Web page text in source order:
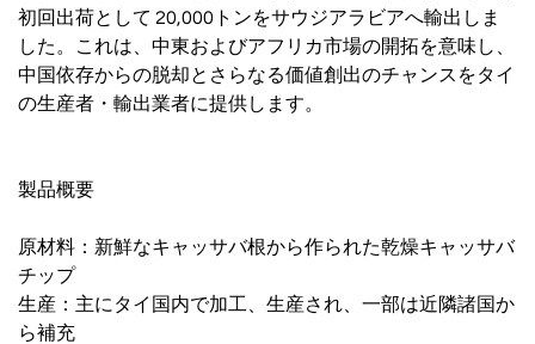
初回出荷として 20,000トンをサウジアラビアへ輸出しま
した。これは、中東およびアフリカ市場の開拓を意味し、
中国依存からの脱却とさらなる価値創出のチャンスをタイ
の生産者・輸出業者に提供します。
製品概要
原材料：新鮮なキャッサバ根から作られた乾燥キャッサバ
チップ
生産：主にタイ国内で加工、生産され、一部は近隣諸国か
ら補充